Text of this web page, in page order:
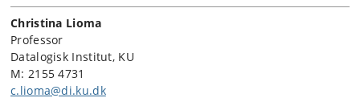
Christina Lioma
Professor
Datalogisk Institut, KU
M: 2155 4731
c.lioma@di.ku.dk